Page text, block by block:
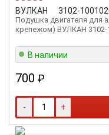
ВУЛКАН 3102-
Подушка двигателя для
крепежом) ВУЛКАН 3102-
В наличии
700 ₽
- +